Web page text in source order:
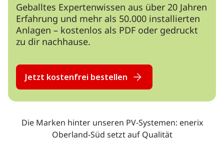
Geballtes Expertenwissen aus über 20 Jahren
Erfahrung und mehr als 50.000 installierten
Anlagen – kostenlos als PDF oder gedruckt
zu dir nachhause.
Jetzt kostenfrei bestellen
Die Marken hinter unseren PV-Systemen: enerix
Oberland-Süd setzt auf Qualität